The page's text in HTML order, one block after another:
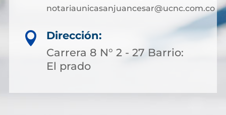
notariaunicasanjuancesar@ucnc.com.co

Dirección:
Carrera 8 N° 2 - 27 Barrio:
El prado